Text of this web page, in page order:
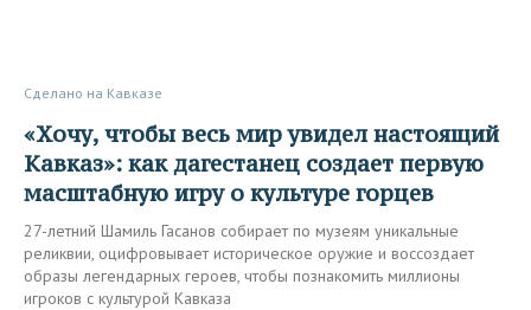
Сделано на Кавказе
«Хочу, чтобы весь мир увидел настоящий
Кавказ»: как дагестанец создает первую
масштабную игру о культуре горцев
27-летний Шамиль Гасанов собирает по музеям уникальные
реликвии, оцифровывает историческое оружие и воссоздает
образы легендарных героев, чтобы познакомить миллионы
игроков с культурой Кавказа